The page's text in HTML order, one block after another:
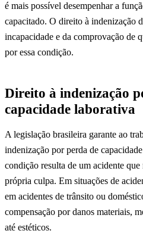
é mais possível desempenhar a
capacitado. O direito à indenização
incapacidade e da comprovação de
por essa condição.
Direito à indenização
capacidade laborativa
A legislação brasileira garante ao
indenização por perda de
condição resulta de um acidente
própria culpa. Em situações de
em acidentes de trânsito ou
compensação por danos materiais,
até estéticos.